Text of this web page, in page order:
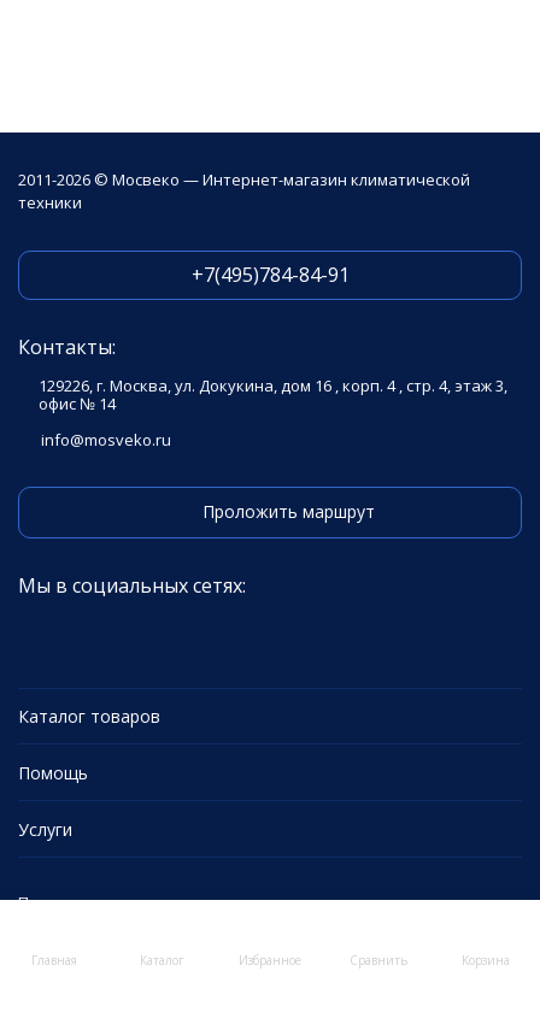
Главная Каталог Избранное Сравнить Корзина
2011-2026 © Мосвеко — Интернет-магазин климатической
техники
+7(495)784-84-91
Контакты:
129226, г. Москва, ул. Докукина, дом 16 , корп. 4 , стр. 4, этаж 3,
офис № 14
info@mosveko.ru
Проложить маршрут
Мы в социальных сетях:
Каталог товаров
Помощь
Услуги
Политика персональных данных